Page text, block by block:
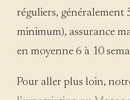
réguliers, généralement
minimum), assurance
en moyenne 6 à 10
Pour aller plus loin,